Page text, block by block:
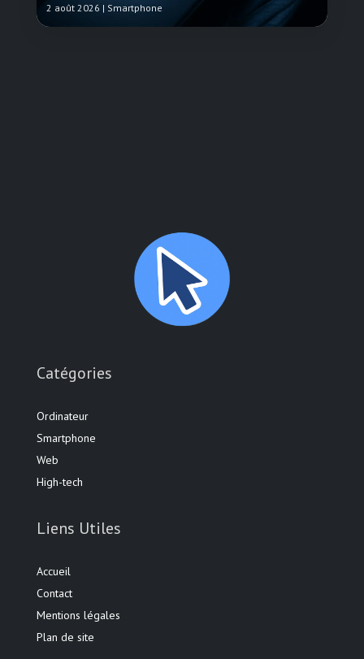
2 août 2026 | Smartphone
Catégories
Ordinateur
Smartphone
Web
High-tech
Liens Utiles
Accueil
Contact
Mentions légales
Plan de site